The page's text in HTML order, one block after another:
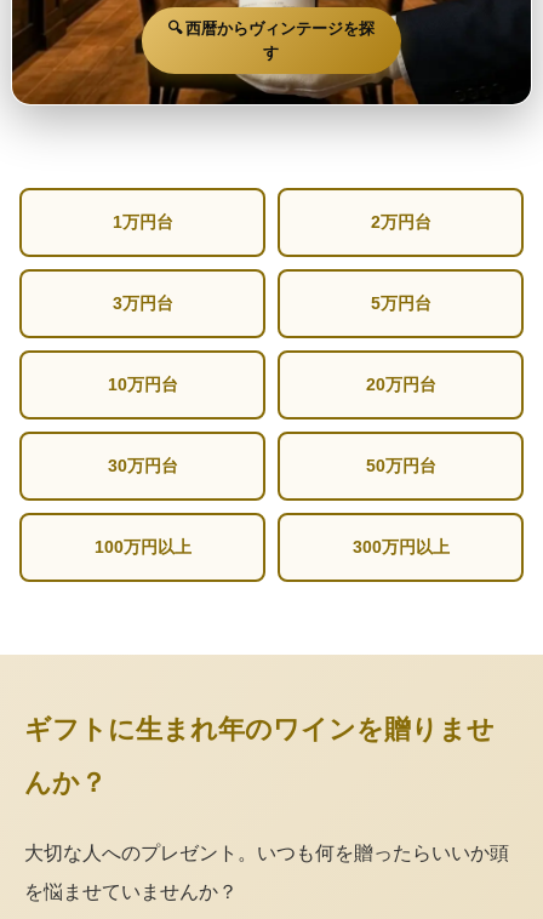
🔍 西暦からヴィンテージを探
す
1万円台 2万円台
3万円台 5万円台
10万円台 20万円台
30万円台 50万円台
100万円以上 300万円以上
ギフトに生まれ年のワインを贈りませ
んか？
大切な人へのプレゼント。いつも何を贈ったらいいか頭
を悩ませていませんか？